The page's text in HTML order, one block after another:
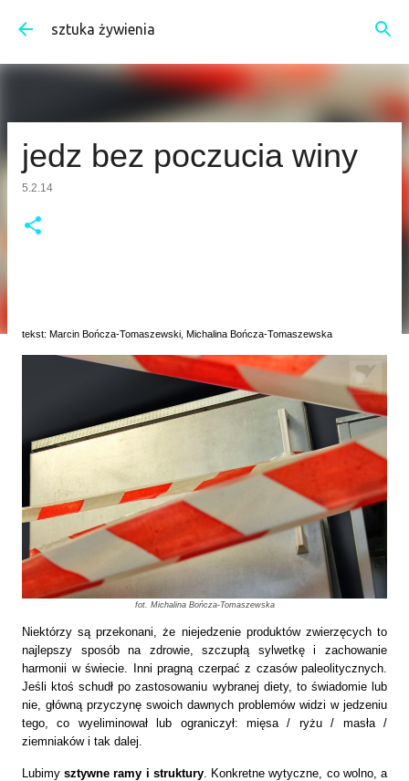
Przejdź do głównej zawartości
sztuka żywienia
jedz bez poczucia winy
5.2.14
tekst: Marcin Bończa-Tomaszewski, Michalina Bończa-Tomaszewska
fot. Michalina Bończa-Tomaszewska
Niektórzy są przekonani, że niejedzenie produktów zwierzęcych to
najlepszy sposób na zdrowie, szczupłą sylwetkę i zachowanie
harmonii w świecie. Inni pragną czerpać z czasów paleolitycznych.
Jeśli ktoś schudł po zastosowaniu wybranej diety, to świadomie lub
nie, główną przyczynę swoich dawnych problemów widzi w jedzeniu
tego, co wyeliminował lub ograniczył: mięsa / ryżu / masła /
ziemniaków i tak dalej.
Lubimysztywne ramy i struktury. Konkretne wytyczne, co wolno, a